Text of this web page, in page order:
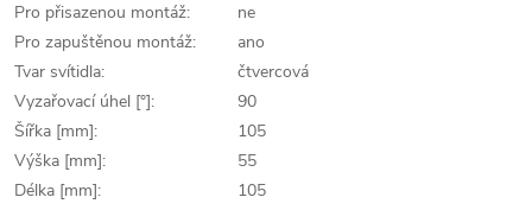
Pro přisazenou montáž:
ne
Pro zapuštěnou montáž:
ano
Tvar svítidla:
čtvercová
Vyzařovací úhel [°]:
90
Šířka [mm]:
105
Výška [mm]:
55
Délka [mm]:
105